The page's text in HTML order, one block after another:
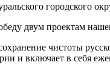
городского
двум проектам
чистоты
и включает в себя